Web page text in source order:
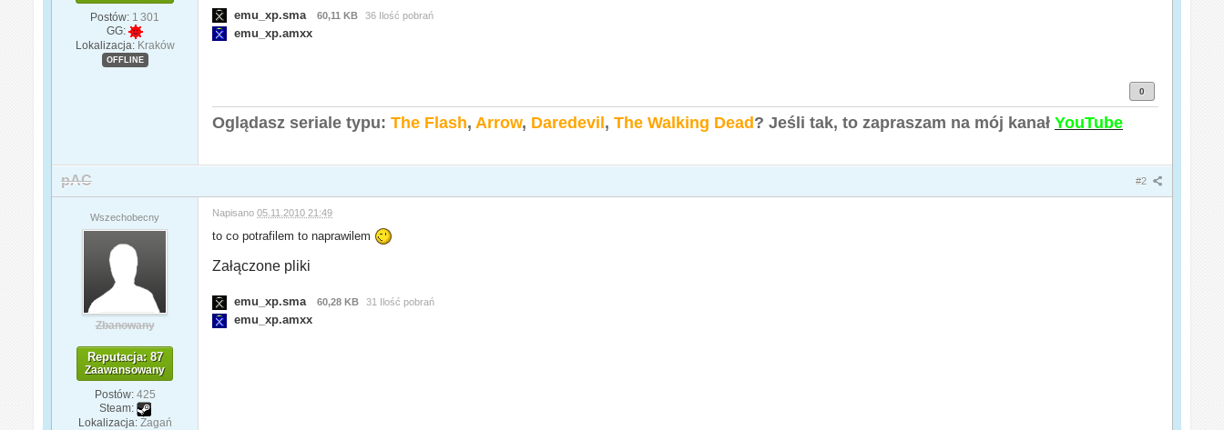
Postów: 1 301
GG:
Lokalizacja: Kraków
OFFLINE
emu_xp.sma 60,11 KB 36 Ilość pobrań
emu_xp.amxx
0
Oglądasz seriale typu: The Flash, Arrow, Daredevil, The Walking Dead? Jeśli tak, to zapraszam na mój kanał YouTube
#2
pAC
Wszechobecny
Zbanowany
Reputacja: 87
Zaawansowany
Postów: 425
Steam:
Lokalizacja: Żagań
Napisano05.11.2010 21:49
to co potrafilem to naprawilem
Załączone pliki
emu_xp.sma 60,28 KB 31 Ilość pobrań
emu_xp.amxx